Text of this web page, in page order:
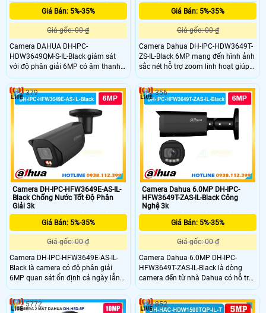
Giá Bán: 5%-35%
Giá gốc: 00 ₫
Camera DAHUA DH-IPC-
HDW3649QM-S-IL-Black giám sát
với độ phân giải 6MP có âm thanh
nhờ mic tích hợp trên camera. Khả
năng phát hiện chuyển động phân
biệt người và xe chuẩn sát giám sát
an ninh tối ưu hơn. Giám sát ban
đêm với 2 chế độ hồng ngoại
Giá Bán: 5%-35%
Giá gốc: 00 ₫
Camera Dahua DH-IPC-HDW3649T-
ZS-IL-Black 6MP mang đến hình ảnh
sắc nét hỗ trợ zoom linh hoạt giúp
quan sát rõ nhiều khu vực khác
nhau. Công nghệ chiếu sáng kép
giúp ghi hình có màu vào ban đêm,
đảm bảo theo dõi liên tục. Thiết kế
chắc chắn, chống nước tốt, phù hợp
lắp đặt ngoài trời, kho xưởng và bãi
Camera DH-IPC-HFW3649E-AS-IL-
Black Chống Nước Tốt Độ Phân
Giải 3k
Giá Bán: 5%-35%
Giá gốc: 00 ₫
Camera DH-IPC-HFW3649E-AS-IL-
Black là camera có độ phân giải
6MP quan sát ổn định cả ngày lẫn
đêm. Dahua DH-IPC-HFW3649E-AS-
IL-Black được tích hợp nhiều công
nghệ xử lý hình ảnh giúp ghi hình
379
Camera Dahua 6.0MP DH-IPC-
HFW3649T-ZAS-IL-Black Công
Nghệ 3k
Giá Bán: 5%-35%
Giá gốc: 00 ₫
Camera Dahua 6.0MP DH-IPC-
HFW3649T-ZAS-IL-Black là dòng
camera đến từ nhà Dahua có hỗ trợ
quan sát chi tiết cả ngày lẫn đêm
với độ phân giải là 3K. DH-IPC-
HFW3649T-ZAS-IL-Black được tích
356
5772 852